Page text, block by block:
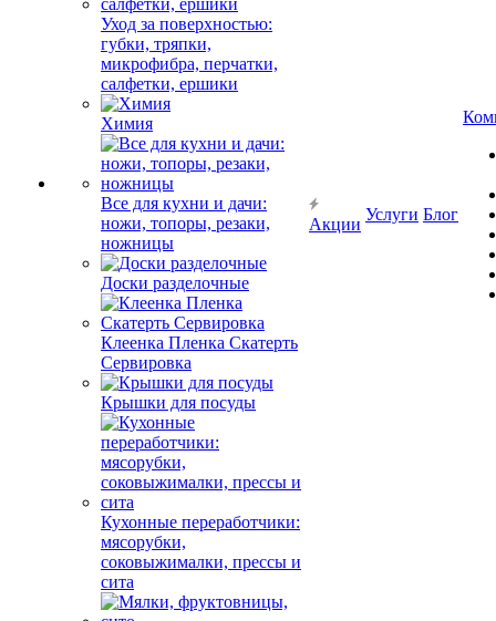
Уход за поверхностью:
губки, тряпки,
микрофибра, перчатки,
салфетки, ершики
Химия
Все для кухни и дачи:
ножи, топоры, резаки,
ножницы
Доски разделочные
Клеенка Пленка Скатерть
Сервировка
Крышки для посуды
Кухонные переработчики:
мясорубки,
соковыжималки, прессы и
сита
Акции
Услуги Блог